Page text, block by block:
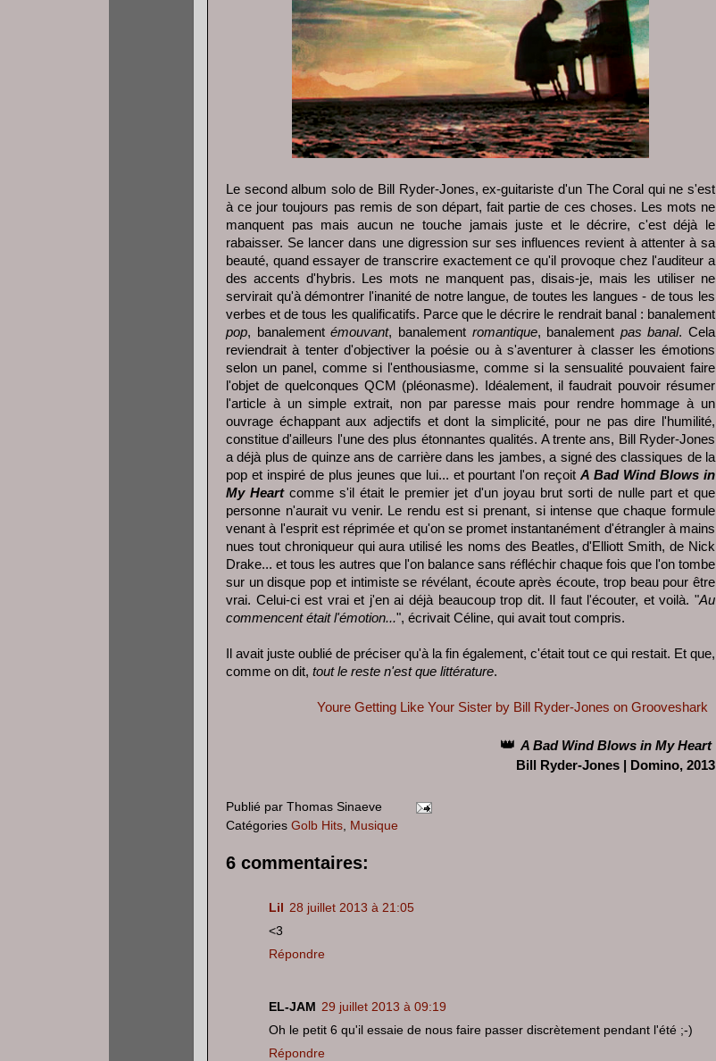
Le second album solo de Bill Ryder-Jones, ex-guitariste d'un The Coral qui ne s'est
à ce jour toujours pas remis de son départ, fait partie de ces choses. Les mots ne
manquent pas mais aucun ne touche jamais juste et le décrire, c'est déjà le
rabaisser. Se lancer dans une digression sur ses influences revient à attenter à sa
beauté, quand essayer de transcrire exactement ce qu'il provoque chez l'auditeur a
des accents d'hybris. Les mots ne manquent pas, disais-je, mais les utiliser ne
servirait qu'à démontrer l'inanité de notre langue, de toutes les langues - de tous les
verbes et de tous les qualificatifs. Parce que le décrire le rendrait banal : banalement
pop, banalementémouvant, banalement romantique, banalement pas banal. Cela
reviendrait à tenter d'objectiver la poésie ou à s'aventurer à classer les émotions
selon un panel, comme si l'enthousiasme, comme si la sensualité pouvaient faire
l'objet de quelconques QCM (pléonasme). Idéalement, il faudrait pouvoir résumer
l'article à un simple extrait, non par paresse mais pour rendre hommage à un
ouvrage échappant aux adjectifs et dont la simplicité, pour ne pas dire l'humilité,
constitue d'ailleurs l'une des plus étonnantes qualités. A trente ans, Bill Ryder-Jones
a déjà plus de quinze ans de carrière dans les jambes, a signé des classiques de la
pop et inspiré de plus jeunes que lui... et pourtant l'on reçoitA Bad Wind Blows in
My Heartcomme s'il était le premier jet d'un joyau brut sorti de nulle part et que
personne n'aurait vu venir. Le rendu est si prenant, si intense que chaque formule
venant à l'esprit est réprimée et qu'on se promet instantanément d'étrangler à mains
nues tout chroniqueur qui aura utilisé les noms des Beatles, d'Elliott Smith, de Nick
Drake... et tous les autres que l'on balance sans réfléchir chaque fois que l'on tombe
sur un disque pop et intimiste se révélant, écoute après écoute, trop beau pour être
vrai. Celui-ci est vrai et j'en ai déjà beaucoup trop dit. Il faut l'écouter, et voilà. "Au
commencent était l'émotion...", écrivait Céline, qui avait tout compris.
Il avait juste oublié de préciser qu'à la fin également, c'était tout ce qui restait. Et que,
comme on dit, tout le reste n'est que littérature.
Youre Getting Like Your Sister by Bill Ryder-Jones on Grooveshark
👑 A Bad Wind Blows in My Heart
Bill Ryder-Jones | Domino, 2013
Publié par Thomas Sinaeve
Catégories Golb Hits, Musique
6 commentaires:
Lil
28 juillet 2013 à 21:05
<3
Répondre
EL-JAM 29 juillet 2013 à 09:19
Oh le petit 6 qu'il essaie de nous faire passer discrètement pendant l'été ;-)
Répondre